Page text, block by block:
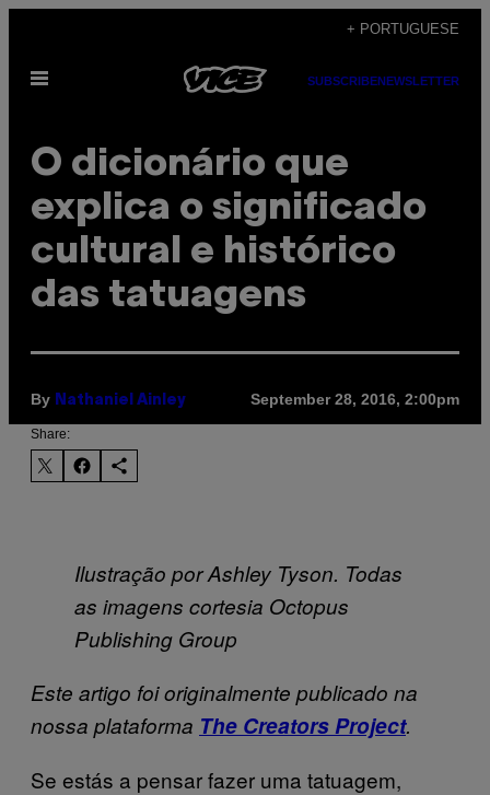
content
+ PORTUGUESE
Open
SUBSCRIBENEWSLETTER
O dicionário que
explica o significado
cultural e histórico
das tatuagens
By Nathaniel Ainley September 28, 2016, 2:00pm
Share:
Ilustração por Ashley Tyson. Todas
as imagens cortesia Octopus
Publishing Group
Este artigo foi originalmente publicado na
nossa plataforma The Creators Project.
Se estás a pensar fazer uma tatuagem,